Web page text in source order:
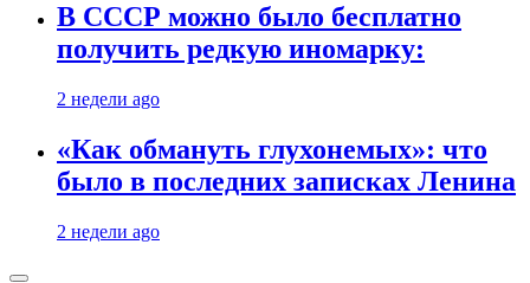
В СССР можно было бесплатно
получить редкую иномарку:
2 недели ago
«Как обмануть глухонемых»: что
было в последних записках Ленина
2 недели ago